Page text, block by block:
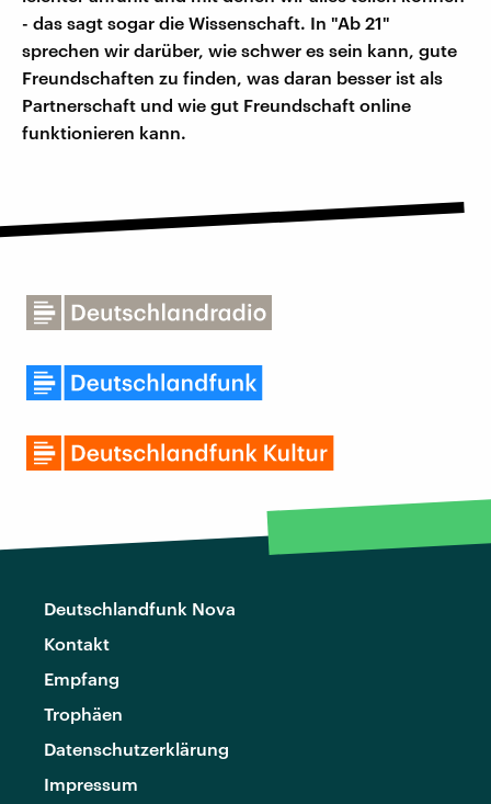
- das sagt sogar die Wissenschaft. In "Ab 21"
sprechen wir darüber, wie schwer es sein kann, gute
Freundschaften zu finden, was daran besser ist als
Partnerschaft und wie gut Freundschaft online
funktionieren kann.
Deutschlandfunk Nova
Kontakt
Empfang
Trophäen
Datenschutzerklärung
Impressum